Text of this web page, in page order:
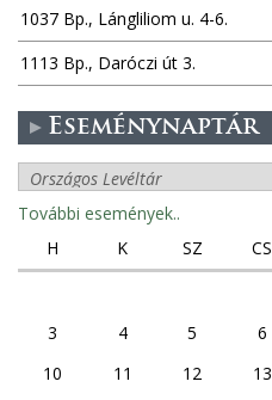
1037 Bp., Lángliliom u. 4-6.
1113 Bp., Daróczi út 3.
Eseménynaptár
További események..
H
K SZ CS
3
4 5 6
10
11 12 13